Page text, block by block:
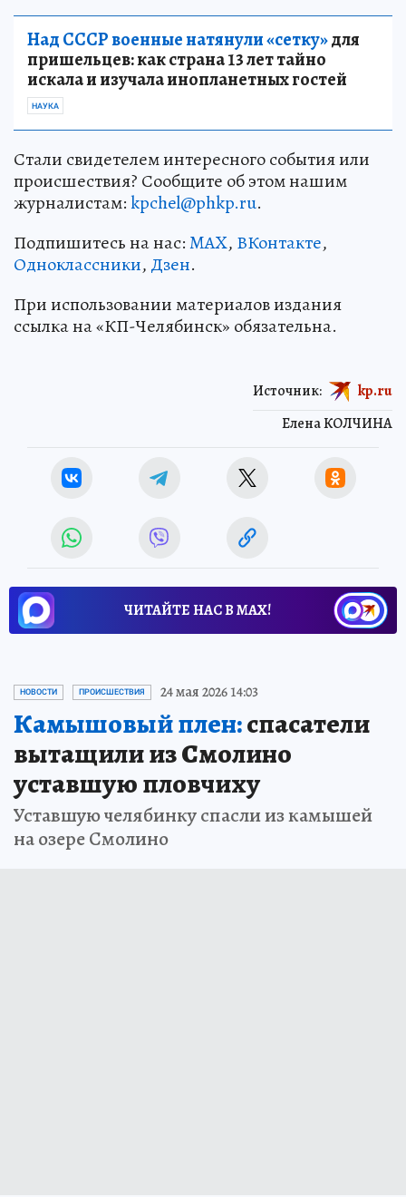
Над СССР военные натянули «сетку»для
пришельцев: как страна 13 лет тайно
искала и изучала инопланетных гостей
НАУКА
Стали свидетелем интересного события или
происшествия? Сообщите об этом нашим
журналистам:kpchel@phkp.ru.
Подпишитесь на нас:MAX, ВКонтакте,
Одноклассники, Дзен.
При использовании материалов издания
ссылка на «КП-Челябинск» обязательна.
Елена КОЛЧИНА
Источник: kp.ru
ЧИТАЙТЕ НАС В МАХ!
НОВОСТИ ПРОИСШЕСТВИЯ 24 мая 2026 14:03
Камышовый плен:спасатели
вытащили из Смолино
уставшую пловчиху
Уставшую челябинку спасли из камышей
на озере Смолино